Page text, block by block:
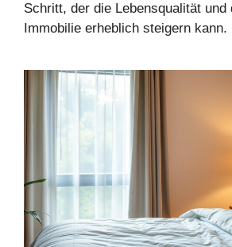
Schritt, der die Lebensqualität und
Immobilie erheblich steigern kann.